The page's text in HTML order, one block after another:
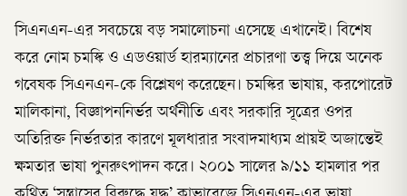
সিএনএন-এর সবচেয়ে বড় সমালোচনা এসেছে এখানেই। বিশেষ
করে নোম চমস্কি ও এডওয়ার্ড হারম্যানের প্রচারণা তত্ত্ব দিয়ে অনেক
গবেষক সিএনএন-কে বিশ্লেষণ করেছেন। চমস্কির ভাষায়, করপোরেট
মালিকানা, বিজ্ঞাপননির্ভর অর্থনীতি এবং সরকারি সূত্রের ওপর
অতিরিক্ত নির্ভরতার কারণে মূলধারার সংবাদমাধ্যম প্রায়ই অজান্তেই
ক্ষমতার ভাষা পুনরুৎপাদন করে। ২০০১ সালের ৯/১১ হামলার পর